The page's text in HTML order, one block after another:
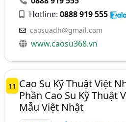
Hotline:0888 919 555
caosuadh@gmail.com
www.caosu368.vn
11 Cao Su Kỹ Thuật Việt
Phần Cao Su Kỹ Thuật
Mẫu Việt Nhật